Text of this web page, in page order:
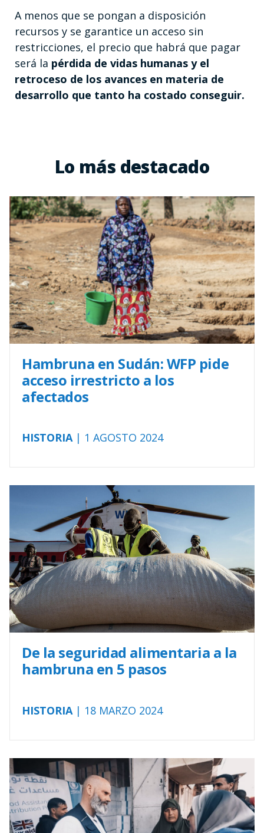
A menos que se pongan a disposición
recursos y se garantice un acceso sin
restricciones, el precio que habrá que pagar
será la pérdida de vidas humanas y el
retroceso de los avances en materia de
desarrollo que tanto ha costado conseguir.
Lo más destacado
Hambruna en Sudán: WFP pide
acceso irrestricto a los
afectados
HISTORIA| 1 AGOSTO 2024
De la seguridad alimentaria a la
hambruna en 5 pasos
HISTORIA | 18 MARZO 2024